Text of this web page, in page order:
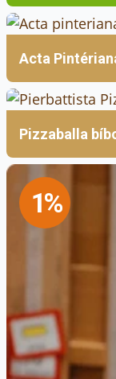
Acta
Pizzaballa
1%